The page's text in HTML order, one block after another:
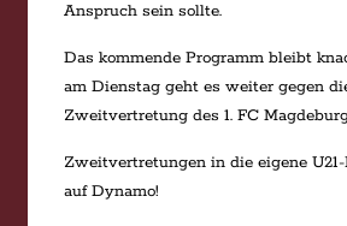
Anspruch sein sollte.
Das kommende Programm bleibt
am Dienstag geht es weiter gegen
Zweitvertretung des 1. FC
Zweitvertretungen in die eigene
auf Dynamo!